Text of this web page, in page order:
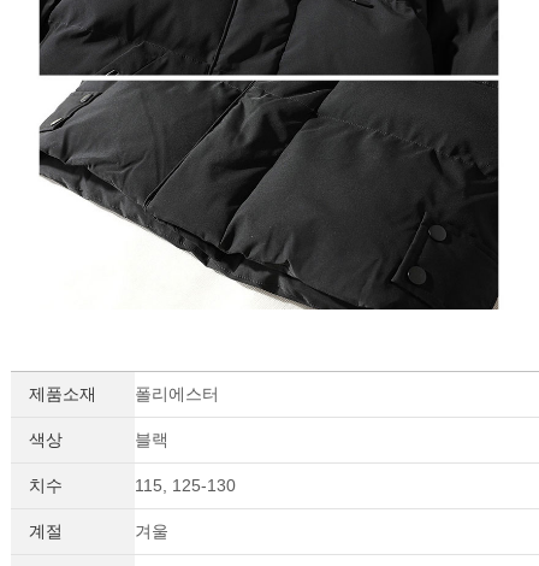
제품소재 폴리에스터
색상 블랙
치수 115, 125-130
계절 겨울